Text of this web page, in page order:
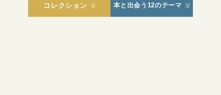
コレクション 本と出会う12のテーマ